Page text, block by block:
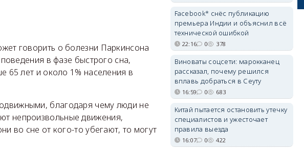
говорить о болезни Паркинсона
в фазе быстрого сна,
65 лет и около 1% населения в
благодаря чему люди не
непроизвольные движения,
во сне от кого-то убегают, то могут
Facebook* снёс публикацию
премьера Индии и объяснил всё
технической ошибкой
22:16 0 378
Виноваты соцсети: марокканец
рассказал, почему решился
вплавь добраться в Сеуту
16:59 0 683
Китай пытается остановить утечку
специалистов и ужесточает
правила выезда
16:07 0 422